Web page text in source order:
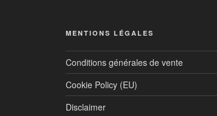
MENTIONS LÉGALES
Conditions générales de vente
Cookie Policy (EU)
Disclaimer